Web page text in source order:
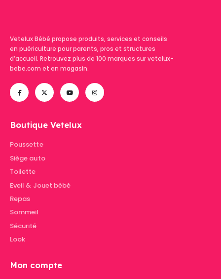
Vetelux Bébé propose produits, services et conseils
en puériculture pour parents, pros et structures
d’accueil. Retrouvez plus de 100 marques sur vetelux-
bebe.com et en magasin.
Boutique Vetelux
Poussette
Siège auto
Toilette
Eveil & Jouet bébé
Repas
Sommeil
Sécurité
Look
Mon compte